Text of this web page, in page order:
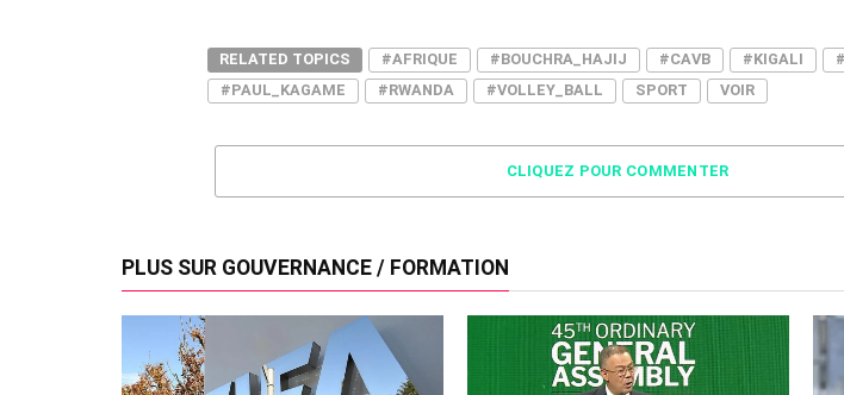
RELATED TOPICS #AFRIQUE #BOUCHRA_HAJIJ #CAVB #KIGALI
#PAUL_KAGAME
#RWANDA #VOLLEY_BALL SPORT VOIR
CLIQUEZ POUR COMMENTER
PLUS SUR GOUVERNANCE / FORMATION